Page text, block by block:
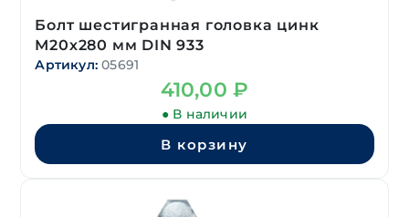
Болт шестигранная головка цинк
М20х280 мм DIN 933
Артикул: 05691
410,00₽
● В наличии
В корзину